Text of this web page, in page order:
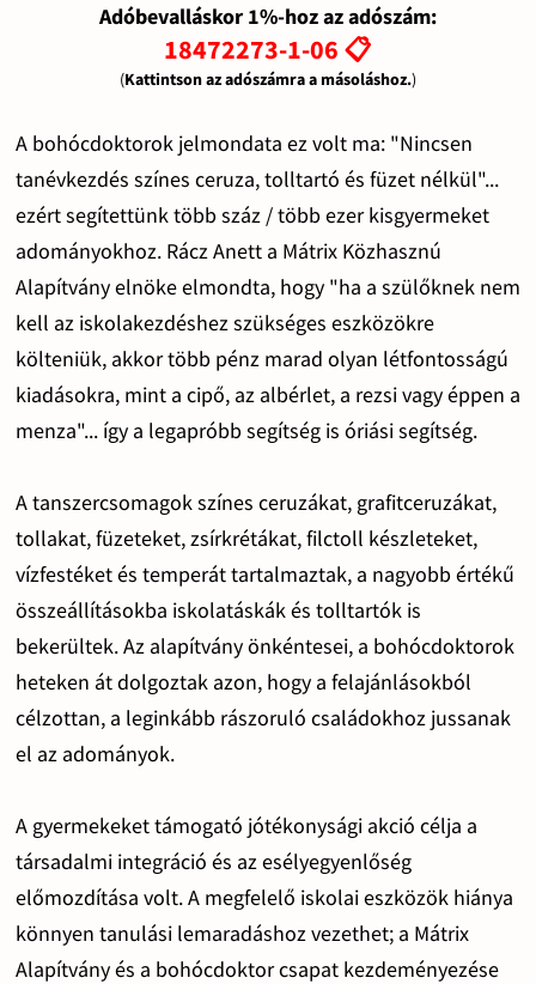
Adóbevalláskor 1%-hoz az adószám:
18472273-1-06 📋
(Kattintson az adószámra a másoláshoz.)
A bohócdoktorok jelmondata ez volt ma: "Nincsen
tanévkezdés színes ceruza, tolltartó és füzet nélkül"...
ezért segítettünk több száz / több ezer kisgyermeket
adományokhoz. Rácz Anett a Mátrix Közhasznú
Alapítvány elnöke elmondta, hogy "ha a szülőknek nem
kell az iskolakezdéshez szükséges eszközökre
költeniük, akkor több pénz marad olyan létfontosságú
kiadásokra, mint a cipő, az albérlet, a rezsi vagy éppen a
menza"... így a legapróbb segítség is óriási segítség.
A tanszercsomagok színes ceruzákat, grafitceruzákat,
tollakat, füzeteket, zsírkrétákat, filctoll készleteket,
vízfestéket és temperát tartalmaztak, a nagyobb értékű
összeállításokba iskolatáskák és tolltartók is
bekerültek. Az alapítvány önkéntesei, a bohócdoktorok
heteken át dolgoztak azon, hogy a felajánlásokból
célzottan, a leginkább rászoruló családokhoz jussanak
el az adományok.
A gyermekeket támogató jótékonysági akció célja a
társadalmi integráció és az esélyegyenlőség
előmozdítása volt. A megfelelő iskolai eszközök hiánya
könnyen tanulási lemaradáshoz vezethet; a Mátrix
Alapítvány és a bohócdoktor csapat kezdeményezése